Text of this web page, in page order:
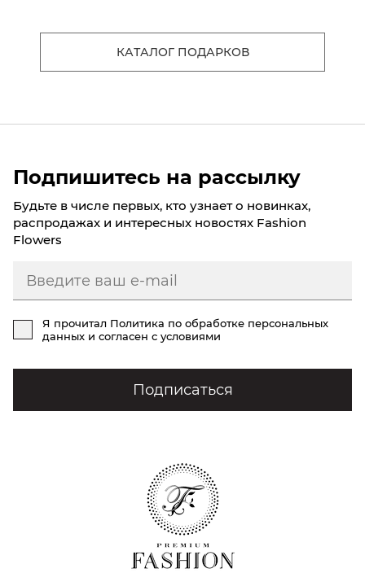
КАТАЛОГ ПОДАРКОВ
Подпишитесь на рассылку
Будьте в числе первых, кто узнает о новинках,
распродажах и интересных новостях Fashion
Flowers
Я прочитал Политика по обработке персональных
данных и согласен с условиями
Подписаться